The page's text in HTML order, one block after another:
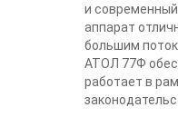
и
аппарат
большим
АТОЛ 77Ф
работает в